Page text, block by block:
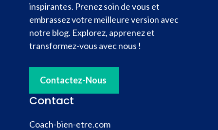
inspirantes. Prenez soin de vous et
embrassez votre meilleure version avec
notre blog. Explorez, apprenez et
transformez-vous avec nous !
Contactez-Nous
Contact
Coach-bien-etre.com